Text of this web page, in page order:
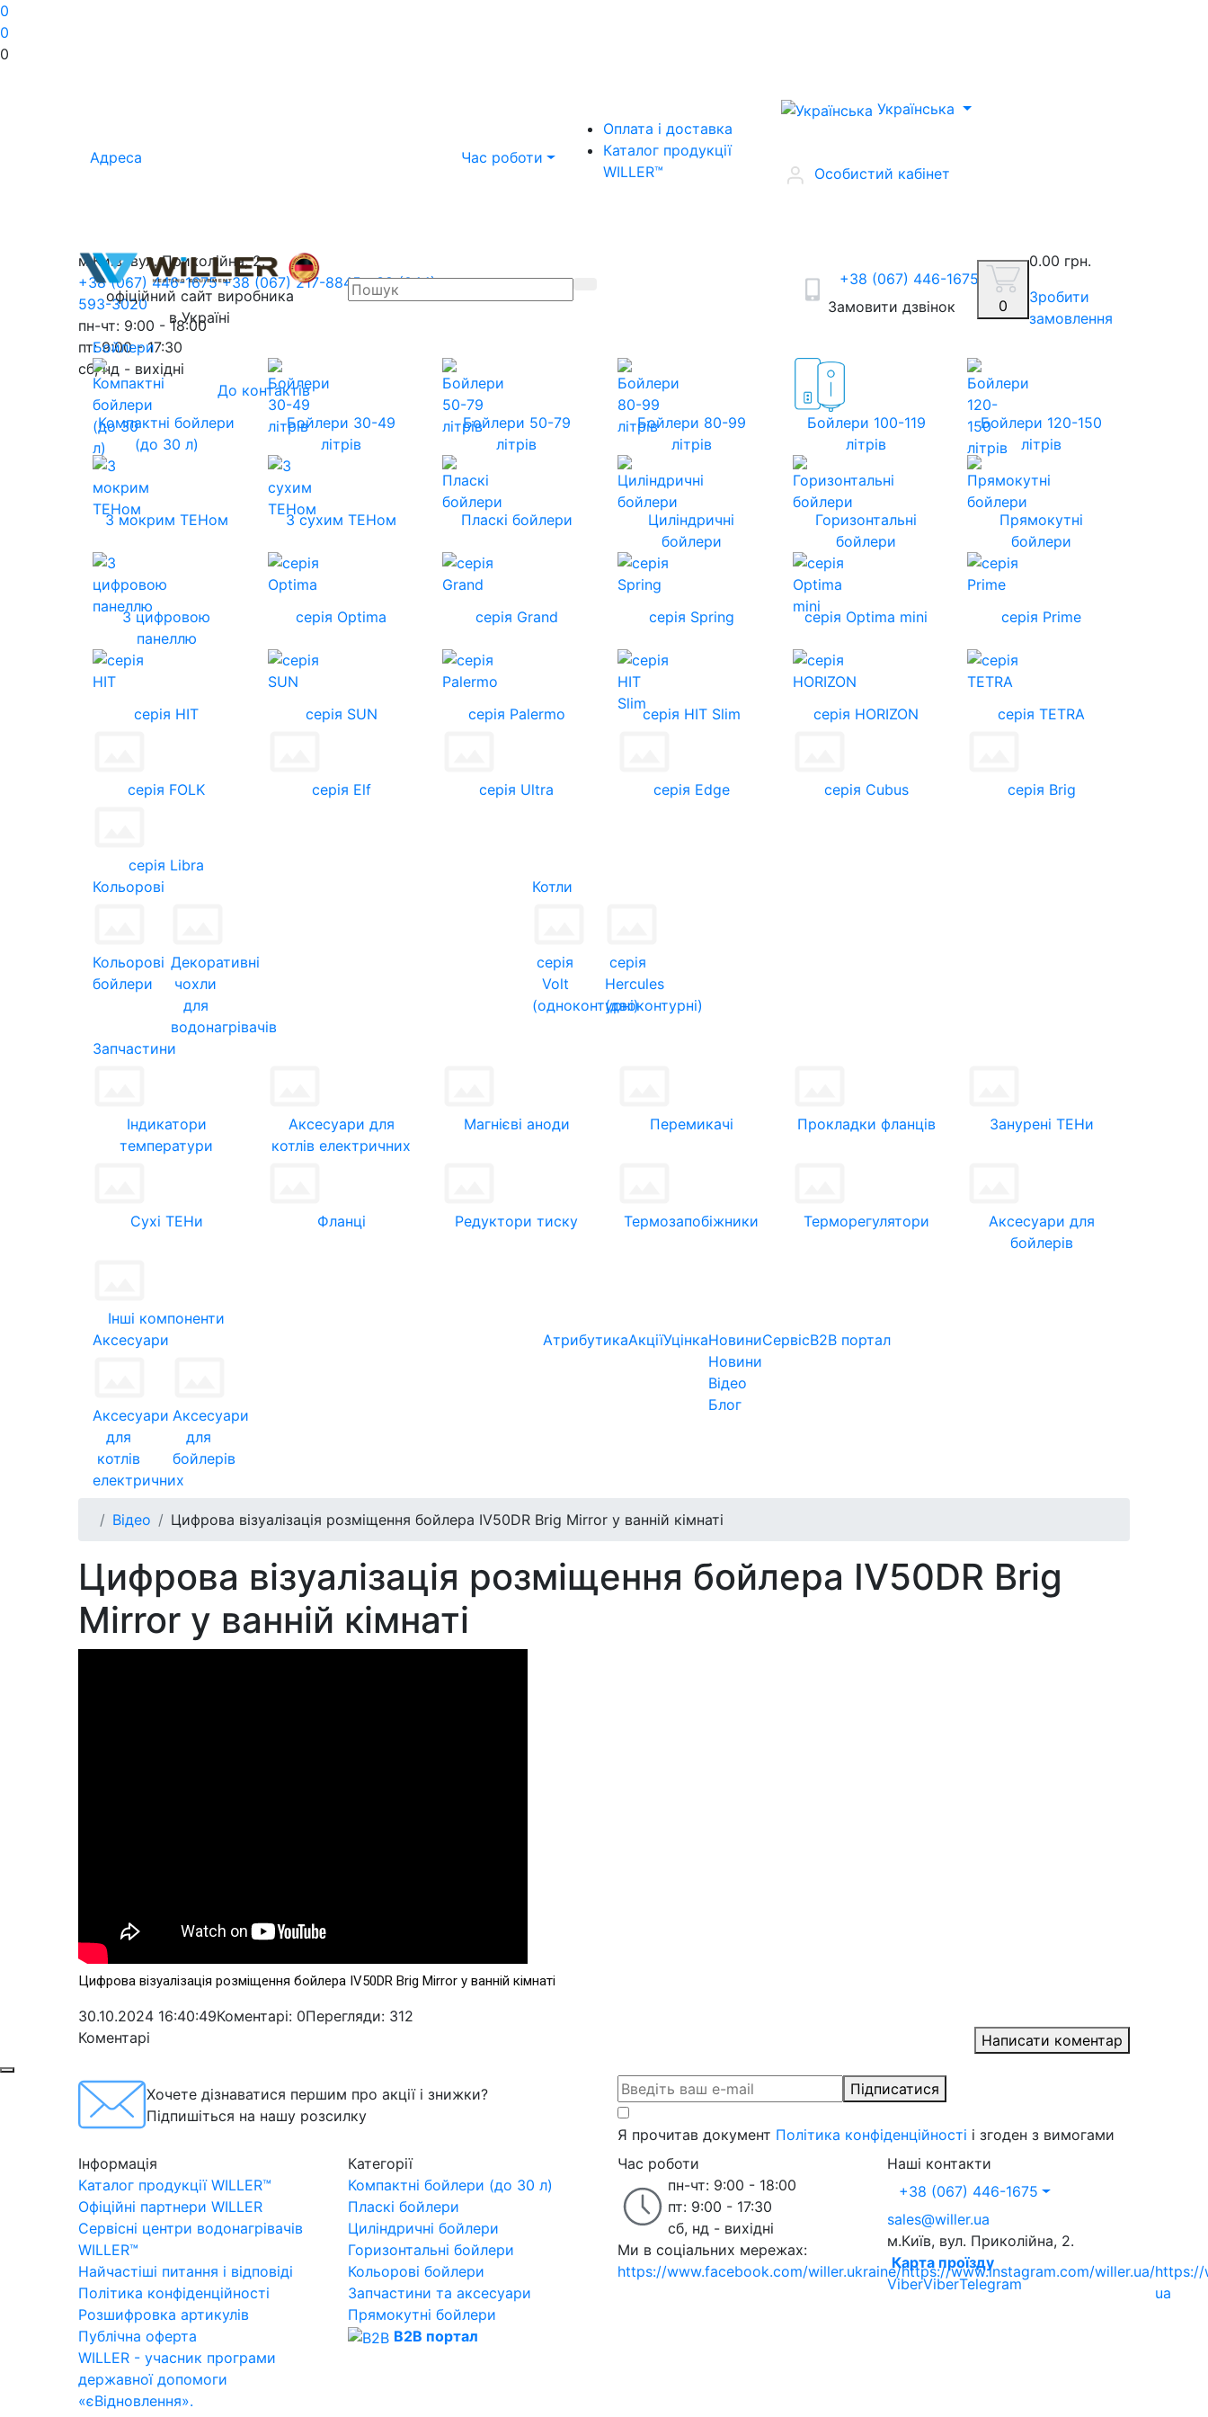
0
0
0
Адреса
м.Київ, вул. Приколійна, 2.
+38 (067) 446-1675 +38 (067) 217-8845 +38 (044)
593-3020
пн-чт: 9:00 - 18:00
пт: 9:00 - 17:30
сб, нд - вихідні
До контактів
Час роботи
Оплата і доставка
Каталог продукції
WILLER™
Українська
Особистий кабінет
офіційний сайт виробника
в Україні
+38 (067) 446-1675
Замовити дзвінок
0
0.00 грн.
Зробити
замовлення
Бойлери
Компактні бойлери
(до 30 л)
Бойлери 30-49
літрів
Бойлери 50-79
літрів
Бойлери 80-99
літрів
Бойлери 100-119
літрів
Бойлери 120-150
літрів
З мокрим ТЕНом З сухим ТЕНом Пласкі бойлери
Циліндричні
бойлери
Горизонтальні
бойлери
Прямокутні
бойлери
З цифровою
панеллю
серія Optima серія Grand серія Spring серія Optima mini серія Prime
серія HIT серія SUN серія Palermo серія HIT Slim cерія HORIZON серія TETRA
серія FOLK серія Elf серія Ultra серія Edge серія Cubus серія Brig
серія Libra
Кольорові
Кольорові
бойлери
Декоративні
чохли
для
водонагрівачів
Котли
серія
Volt
(одноконтурні)
серія
Hercules
(двоконтурні)
Запчастини
Індикатори
температури
Аксесуари для
котлів електричних
Магнієві аноди Перемикачі Прокладки фланців Занурені ТЕНи
Сухі ТЕНи Фланці Редуктори тиску Термозапобіжники Терморегулятори
Аксесуари для
бойлерів
Інші компоненти
Аксесуари
Аксесуари
для
котлів
електричних
Аксесуари
для
бойлерів
АтрибутикаАкціїУцінкаНовини
Новини
Відео
Блог
СервісB2B портал
Відео Цифрова візуалізація розміщення бойлера IV50DR Brig Mirror у ванній кімнаті
Цифрова візуалізація розміщення бойлера IV50DR Brig
Mirror у ванній кімнаті
Цифрова візуалізація розміщення бойлера IV50DR Brig Mirror у ванній кімнаті
30.10.2024 16:40:49Коментарі: 0Перегляди: 312
Коментарі
Написати коментар
Хочете дізнаватися першим про акції і знижки?
Підпишіться на нашу розсилку
Підписатися
Я прочитав документ Політика конфіденційності і згоден з вимогами
Інформація
Каталог продукції WILLER™
Офіційні партнери WILLER
Сервісні центри водонагрівачів
WILLER™
Найчастіші питання і відповіді
Політика конфіденційності
Розшифровка артикулів
Публічна оферта
WILLER - учасник програми
державної допомоги
«єВідновлення».
Категорії
Компактні бойлери (до 30 л)
Пласкі бойлери
Циліндричні бойлери
Горизонтальні бойлери
Кольорові бойлери
Запчастини та аксесуари
Прямокутні бойлери
B2B портал
Час роботи
пн-чт: 9:00 - 18:00
пт: 9:00 - 17:30
сб, нд - вихідні
Ми в соціальних мережах:
https://www.facebook.com/willer.ukraine/https://www.instagram.com/willer.ua/https://
ua
Наші контакти
+38 (067) 446-1675
sales@willer.ua
м.Київ, вул. Приколійна, 2.
Карта проїзду
ViberViberTelegram